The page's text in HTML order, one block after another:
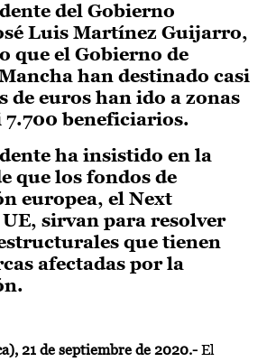
del Gobierno
Luis Martínez Guijarro,
que el Gobierno de
han destinado casi
de euros han ido a zonas
7.700 beneficiarios.
ha insistido en la
que los fondos de
europea, el Next
sirvan para resolver
que tienen
afectadas por la
21 de septiembre de 2020.- El